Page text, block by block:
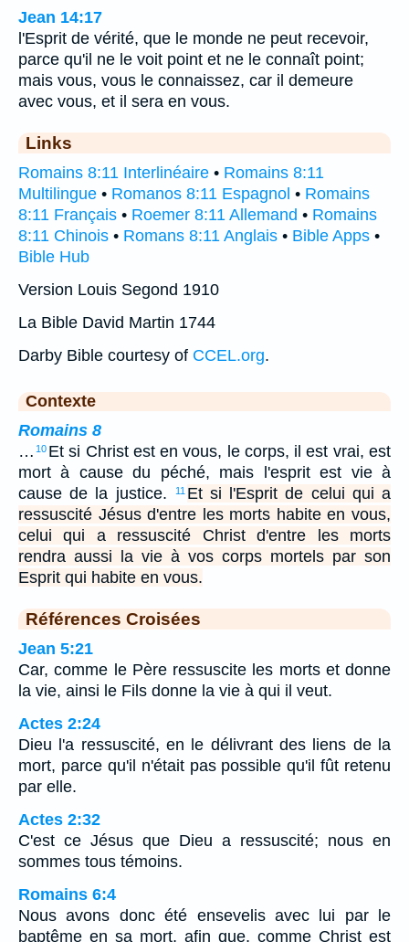
Jean 14:17
l'Esprit de vérité, que le monde ne peut recevoir,
parce qu'il ne le voit point et ne le connaît point;
mais vous, vous le connaissez, car il demeure
avec vous, et il sera en vous.
Links
Romains 8:11 Interlinéaire • Romains 8:11
Multilingue • Romanos 8:11 Espagnol • Romains
8:11 Français • Roemer 8:11 Allemand • Romains
8:11 Chinois • Romans 8:11 Anglais • Bible Apps •
Bible Hub
Version Louis Segond 1910
La Bible David Martin 1744
Darby Bible courtesy of CCEL.org.
Contexte
Romains 8
… 10 Et si Christ est en vous, le corps, il est vrai, est
mort à cause du péché, mais l'esprit est vie à
cause de la justice.
11 Et si l'Esprit de celui qui a
ressuscité Jésus d'entre les morts habite en vous,
celui qui a ressuscité Christ d'entre les morts
rendra aussi la vie à vos corps mortels par son
Esprit qui habite en vous.
Références Croisées
Jean 5:21
Car, comme le Père ressuscite les morts et donne
la vie, ainsi le Fils donne la vie à qui il veut.
Actes 2:24
Dieu l'a ressuscité, en le délivrant des liens de la
mort, parce qu'il n'était pas possible qu'il fût retenu
par elle.
Actes 2:32
C'est ce Jésus que Dieu a ressuscité; nous en
sommes tous témoins.
Romains 6:4
Nous avons donc été ensevelis avec lui par le
baptême en sa mort, afin que, comme Christ est